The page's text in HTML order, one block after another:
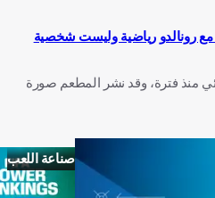
باريس
الولايات المتحدة
اسكتلندا
رونالدو رياضية وليست شخصية
منذ فترة، وقد نشر المطعم صورة
صناعة اللعب